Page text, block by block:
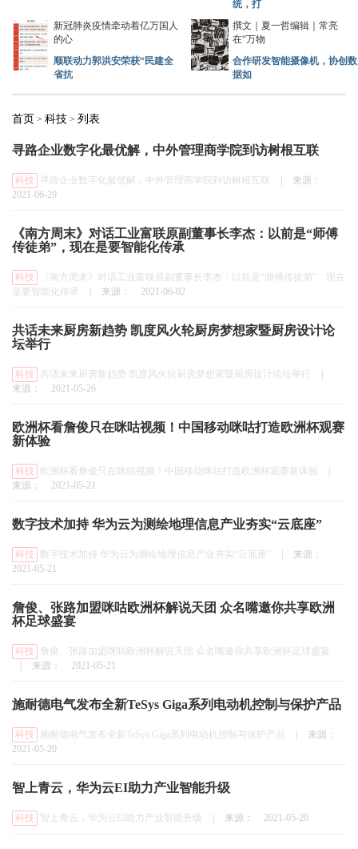
统，打
新冠肺炎疫情牵动着亿万国人
的心
顺联动力郭洪安荣获“民建全
省抗
撰文｜夏一哲编辑｜常亮
在“万物
合作研发智能摄像机，协创数
据如
首页 > 科技 > 列表
寻路企业数字化最优解，中外管理商学院到访树根互联
科技 寻路企业数字化最优解，中外管理商学院到访树根互联
来源：
2021-06-29
《南方周末》对话工业富联原副董事长李杰：以前是“师傅
传徒弟”，现在是要智能化传承
科技
《南方周末》对话工业富联原副董事长李杰：以前是“师傅传徒弟”，现在
是要智能化传承
来源： 2021-06-02
共话未来厨房新趋势 凯度风火轮厨房梦想家暨厨房设计论
坛举行
科技 共话未来厨房新趋势 凯度风火轮厨房梦想家暨厨房设计论坛举行
来源：
2021-05-26
欧洲杯看詹俊只在咪咕视频！中国移动咪咕打造欧洲杯观赛
新体验
科技 欧洲杯看詹俊只在咪咕视频！中国移动咪咕打造欧洲杯观赛新体验
来源：
2021-05-21
数字技术加持 华为云为测绘地理信息产业夯实“云底座”
科技 数字技术加持 华为云为测绘地理信息产业夯实“云底座”
来源：
2021-05-21
詹俊、张路加盟咪咕欧洲杯解说天团 众名嘴邀你共享欧洲
杯足球盛宴
科技
詹俊、张路加盟咪咕欧洲杯解说天团 众名嘴邀你共享欧洲杯足球盛宴
来源： 2021-05-21
施耐德电气发布全新TeSys Giga系列电动机控制与保护产品
科技 施耐德电气发布全新TeSys Giga系列电动机控制与保护产品
来源：
2021-05-20
智上青云，华为云EI助力产业智能升级
科技 智上青云，华为云EI助力产业智能升级 来源： 2021-05-20